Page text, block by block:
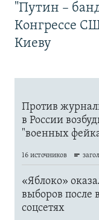
"Путин –
Конгрессе
Киеву